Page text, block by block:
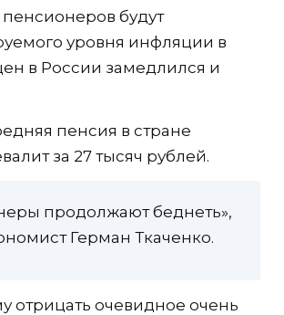
будут
уровня инфляции в
в России замедлился и
пенсия в стране
за 27 тысяч рублей.
продолжают беднеть»,
Герман Ткаченко.
отрицать очевидное очень